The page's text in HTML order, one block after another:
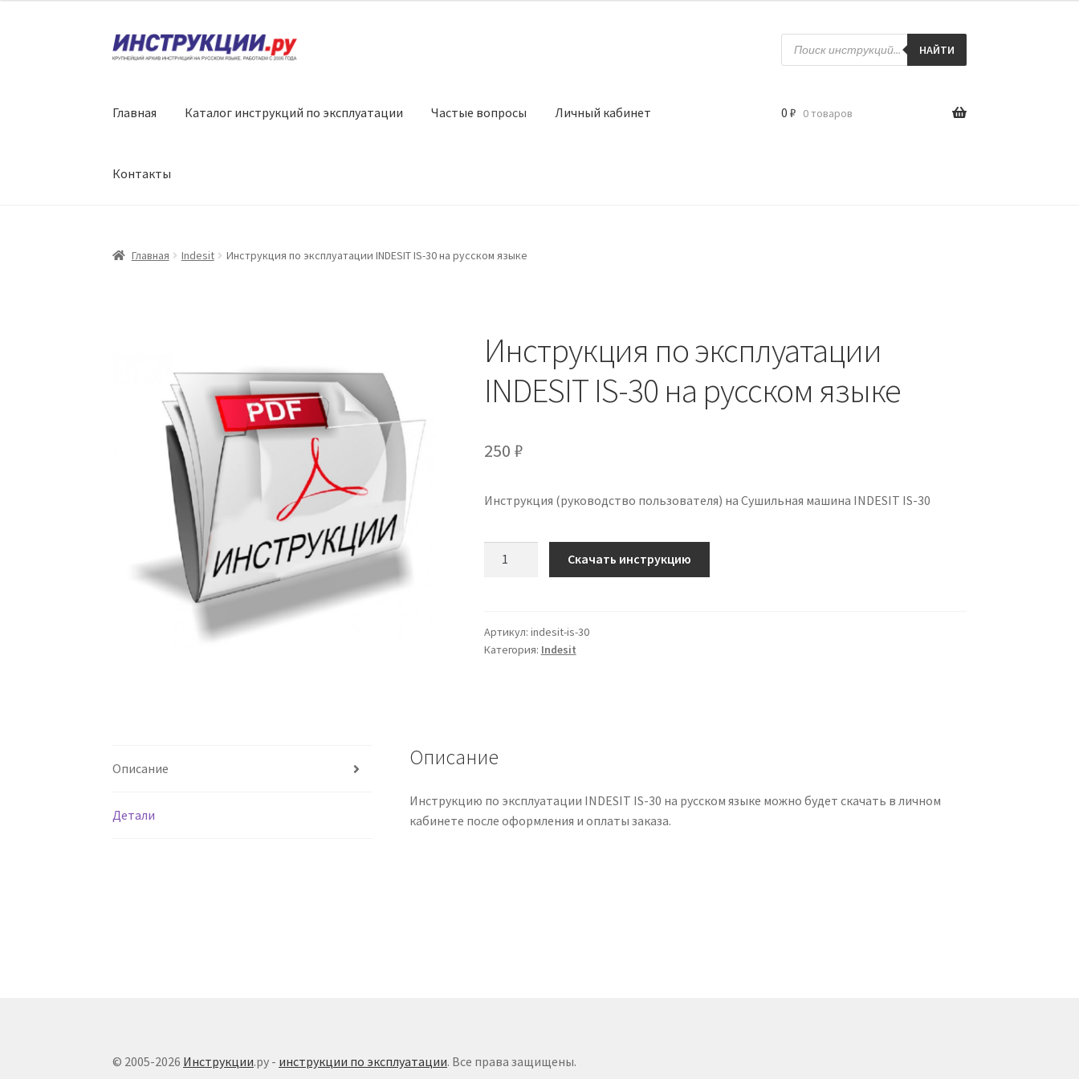
Перейти
к
Перейти
к
Поиск
товаров НАЙТИ
Главная Каталог инструкций по эксплуатации Частые вопросы Личный кабинет
Контакты
0 ₽ 0 товаров
Главная Indesit Инструкция по эксплуатации INDESIT IS-30 на русском языке
Инструкция по эксплуатации
INDESIT IS-30 на русском языке
250 ₽
Инструкция (руководство пользователя) на Сушильная машина INDESIT IS-30
INDESIT
IS-
Скачать инструкцию
Артикул: indesit-is-30
Категория: Indesit
Описание
Детали
Описание
Инструкцию по эксплуатации INDESIT IS-30 на русском языке можно будет скачать в личном
кабинете после оформления и оплаты заказа.
© 2005-2026 Инструкции.ру - инструкции по эксплуатации. Все права защищены.